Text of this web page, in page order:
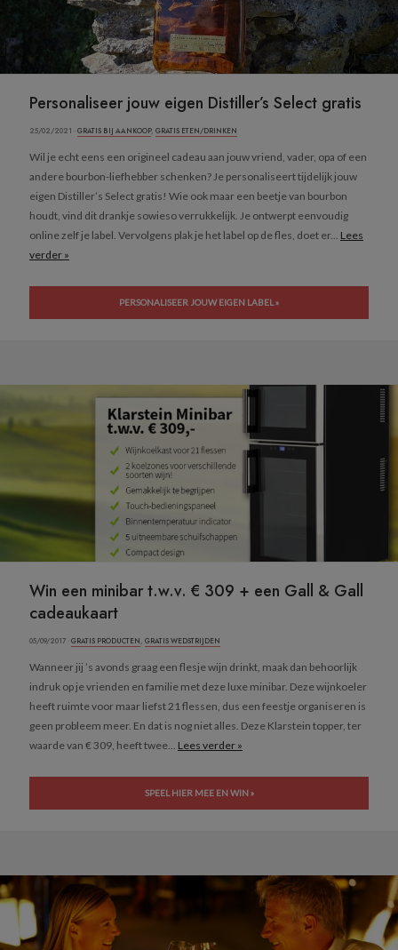
Personaliseer jouw eigen Distiller’s Select gratis
25/02/2021 ·GRATIS BIJ AANKOOP, GRATIS ETEN/DRINKEN
Wil je echt eens een origineel cadeau aan jouw vriend, vader, opa of een
andere bourbon-liefhebber schenken? Je personaliseert tijdelijk jouw
eigen Distiller’s Select gratis! Wie ook maar een beetje van bourbon
houdt, vind dit drankje sowieso verrukkelijk. Je ontwerpt eenvoudig
online zelf je label. Vervolgens plak je het label op de fles, doet er... Lees
verder »
PERSONALISEER JOUW EIGEN LABEL »
Win een minibar t.w.v. € 309 + een Gall & Gall
cadeaukaart
05/09/2017 ·GRATIS PRODUCTEN, GRATIS WEDSTRIJDEN
Wanneer jij ’s avonds graag een flesje wijn drinkt, maak dan behoorlijk
indruk op je vrienden en familie met deze luxe minibar. Deze wijnkoeler
heeft ruimte voor maar liefst 21 flessen, dus een feestje organiseren is
geen probleem meer. En dat is nog niet alles. Deze Klarstein topper, ter
waarde van € 309, heeft twee... Lees verder »
SPEEL HIER MEE EN WIN »